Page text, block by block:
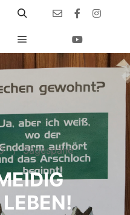
Sägespäne